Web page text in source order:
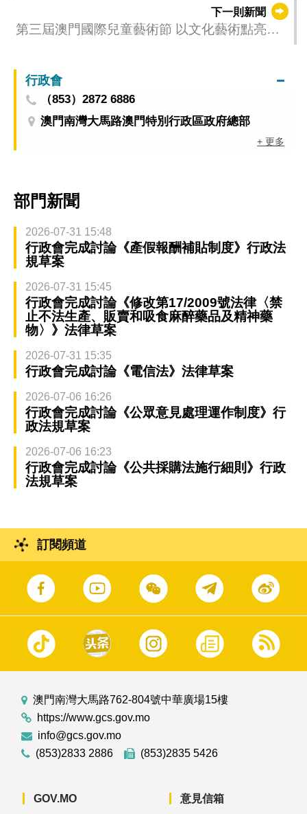
下一則新聞
第三屆澳門國際兒童藝術節 以文化藝術點亮孩
行政會
（853）2872 6886
澳門南灣大馬路澳門特別行政區政府總部
+ 更多
部門新聞
2026-07-31 15:48
行政會完成討論《產假報酬補貼制度》行政法
規草案
2026-07-31 15:45
行政會完成討論《修改第17/2009號法律〈禁
止不法生產、販賣和吸食麻醉藥品及精神藥
物〉》法律草案
2026-07-31 15:35
行政會完成討論《電信法》法律草案
2026-07-06 16:26
行政會完成討論《公眾意見處理運作制度》行
政法規草案
2026-07-06 16:23
行政會完成討論《公共採購法施行細則》行政
法規草案
訂閱頻道
澳門南灣大馬路762-804號中華廣場15樓
https://www.gcs.gov.mo
info@gcs.gov.mo
(853)2833 2886
(853)2835 5426
GOV.MO 意見信箱